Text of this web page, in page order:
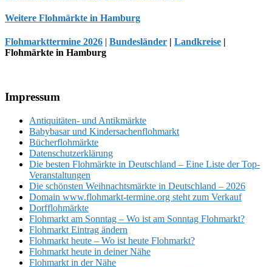
Weitere Flohmärkte in Hamburg
Flohmarkttermine 2026 | Bundesländer | Landkreise |
Flohmärkte in Hamburg
Footer
Impressum
Antiquitäten- und Antikmärkte
Babybasar und Kindersachenflohmarkt
Bücherflohmärkte
Datenschutzerklärung
Die besten Flohmärkte in Deutschland – Eine Liste der Top-
Veranstaltungen
Die schönsten Weihnachtsmärkte in Deutschland – 2026
Domain www.flohmarkt-termine.org steht zum Verkauf
Dorfflohmärkte
Flohmarkt am Sonntag – Wo ist am Sonntag Flohmarkt?
Flohmarkt Eintrag ändern
Flohmarkt heute – Wo ist heute Flohmarkt?
Flohmarkt heute in deiner Nähe
Flohmarkt in der Nähe